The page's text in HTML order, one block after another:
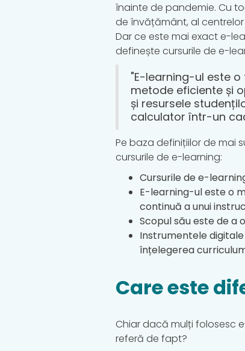
înainte de pandemie. Cu
de învățământ, al
Dar ce este mai exact e-
definește cursurile de e-
"E-learning-ul este
metode eficiente și
și resursele
calculator într-un
Pe baza definițiilor de mai
cursurile de e-learning:
Cursurile de e-
E-learning-ul este o
continuă a unui
Scopul său este de a
Instrumentele
înțelegerea
Care este
Chiar dacă mulți folosesc
referă de fapt?